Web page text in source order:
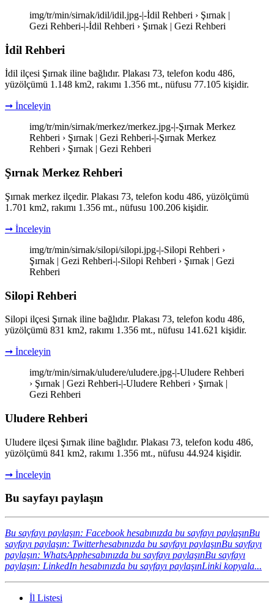
img/tr/min/sirnak/idil/idil.jpg-|-İdil Rehberi › Şırnak |
Gezi Rehberi-|-İdil Rehberi › Şırnak | Gezi Rehberi
İdil Rehberi
İdil ilçesi Şırnak iline bağlıdır. Plakası 73, telefon kodu 486,
yüzölçümü 1.148 km2, rakımı 1.356 mt., nüfusu 77.105 kişidir.
➞ İnceleyin
img/tr/min/sirnak/merkez/merkez.jpg-|-Şırnak Merkez
Rehberi › Şırnak | Gezi Rehberi-|-Şırnak Merkez
Rehberi › Şırnak | Gezi Rehberi
Şırnak Merkez Rehberi
Şırnak merkez ilçedir. Plakası 73, telefon kodu 486, yüzölçümü
1.701 km2, rakımı 1.356 mt., nüfusu 100.206 kişidir.
➞ İnceleyin
img/tr/min/sirnak/silopi/silopi.jpg-|-Silopi Rehberi ›
Şırnak | Gezi Rehberi-|-Silopi Rehberi › Şırnak | Gezi
Rehberi
Silopi Rehberi
Silopi ilçesi Şırnak iline bağlıdır. Plakası 73, telefon kodu 486,
yüzölçümü 831 km2, rakımı 1.356 mt., nüfusu 141.621 kişidir.
➞ İnceleyin
img/tr/min/sirnak/uludere/uludere.jpg-|-Uludere Rehberi
› Şırnak | Gezi Rehberi-|-Uludere Rehberi › Şırnak |
Gezi Rehberi
Uludere Rehberi
Uludere ilçesi Şırnak iline bağlıdır. Plakası 73, telefon kodu 486,
yüzölçümü 841 km2, rakımı 1.356 mt., nüfusu 44.924 kişidir.
➞ İnceleyin
Bu sayfayı paylaşın
Bu sayfayı paylaşın: Facebook hesabınızda bu sayfayı paylaşınBu
sayfayı paylaşın: Twitterhesabınızda bu sayfayı paylaşınBu sayfayı
paylaşın: WhatsApphesabınızda bu sayfayı paylaşınBu sayfayı
paylaşın: LinkedIn hesabınızda bu sayfayı paylaşınLinki kopyala...
İl Listesi